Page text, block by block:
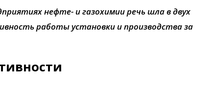
нефте- и газохимии речь шла в двух
работы установки и производства за